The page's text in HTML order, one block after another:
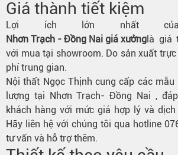
Giá thành tiết kiệm
Lợi ích lớn nhất
Nhơn Trạch - Đồng Nai giá xưởng là giá
với mua tại showroom. Do sản xuất
phí trung gian.
Nội thất Ngọc Thịnh cung cấp các
lượng tại Nhơn Trạch- Đồng Nai ,
khách hàng với mức giá hợp lý và
Hãy liên hệ với chúng tôi qua hotline
tư vấn và hỗ trợ thêm.